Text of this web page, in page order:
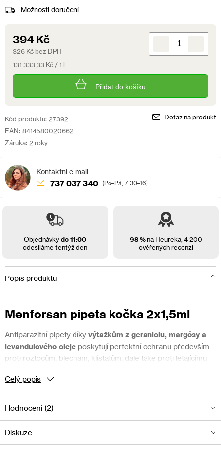
Možnosti doručení
394 Kč
326 Kč bez DPH
Měrná
cena:
131 333,33 Kč / 1 l
Přidat do košíku
Kód produktu: 27392
EAN: 8414580020662
Záruka: 2 roky
Dotaz na produkt
737 037 340 (Po–Pá, 7:30–16)
Objednávkydo 11:00
odesíláme tentýž den
98 %na Heureka, 4 200
ověřených recenzí
Popis produktu
Menforsan pipeta kočka 2x1,5ml
Antiparazitní pipety díky výtažkům z geraniolu, margósy a
levandulového oleje poskytují perfektní ochranu především
proti roztočům, blechám, klíšťatům, dále také proti létajícímu
Složení pipet je čistě přírodní, takže jejichpoužití je možné u
březích koček, koťat a koček s alergií
na celých 30 dní
Celý popis
Hodnocení (2)
Diskuze